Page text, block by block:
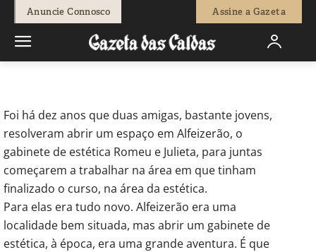
Anuncie Connosco Assine a Gazeta
Redação - 21 de Janeiro, 2019 0
Foi há dez anos que duas amigas, bastante jovens,
resolveram abrir um espaço em Alfeizerão, o
gabinete de estética Romeu e Julieta, para juntas
começarem a trabalhar na área em que tinham
finalizado o curso, na área da estética.
Para elas era tudo novo. Alfeizerão era uma
localidade bem situada, mas abrir um gabinete de
estética, à época, era uma grande aventura. É que